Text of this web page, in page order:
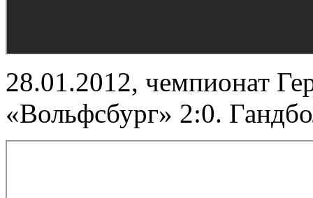
28.01.2012, чемпионат
«Вольфсбург» 2:0.